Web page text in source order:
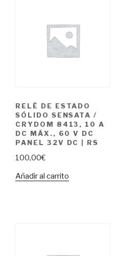
RELÉ DE ESTADO
SÓLIDO SENSATA /
CRYDOM 8413, 10 A
DC MÁX., 60 V DC
PANEL 32V DC | RS
100,00€
Añadir al carrito